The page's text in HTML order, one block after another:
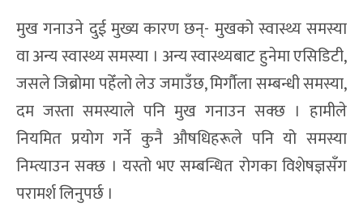
मुख गनाउने दुई मुख्य कारण छन्- मुखको स्वास्थ्य समस्या
वा अन्य स्वास्थ्य समस्या । अन्य स्वास्थ्यबाट हुनेमा एसिडिटी,
जसले जिब्रोमा पहेँलो लेउ जमाउँछ, मिर्गौला सम्बन्धी समस्या,
दम जस्ता समस्याले पनि मुख गनाउन सक्छ । हामीले
नियमित प्रयोग गर्ने कुनै औषधिहरूले पनि यो समस्या
निम्त्याउन सक्छ । यस्तो भए सम्बन्धित रोगका विशेषज्ञसँग
परामर्श लिनुपर्छ ।